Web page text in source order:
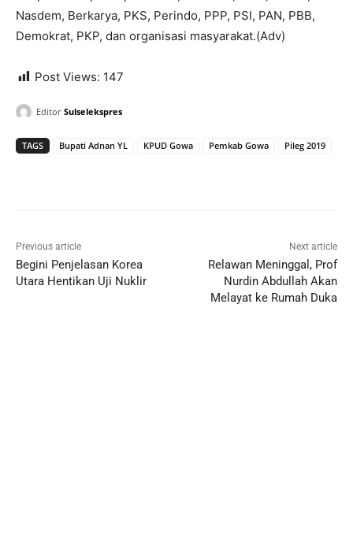
Nasdem, Berkarya, PKS, Perindo, PPP, PSI, PAN, PBB,
Demokrat, PKP, dan organisasi masyarakat.(Adv)
Post Views: 147
Editor Sulselekspres
TAGS Bupati Adnan YL KPUD Gowa Pemkab Gowa Pileg 2019
Previous article
Begini Penjelasan Korea
Utara Hentikan Uji Nuklir
Next article
Relawan Meninggal, Prof
Nurdin Abdullah Akan
Melayat ke Rumah Duka